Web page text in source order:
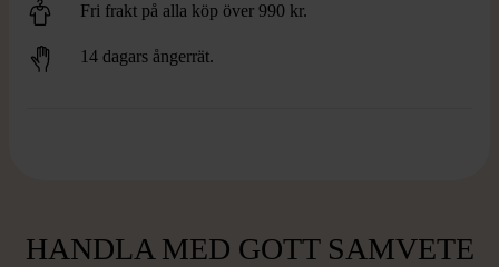
Fri frakt på alla köp över 990 kr.
14 dagars ångerrät.
HANDLA MED GOTT SAMVETE